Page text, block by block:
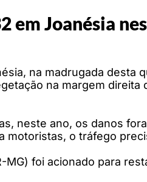
em Joanésia
na madrugada
na margem
neste ano, os danos
o tráfego
foi acionado para